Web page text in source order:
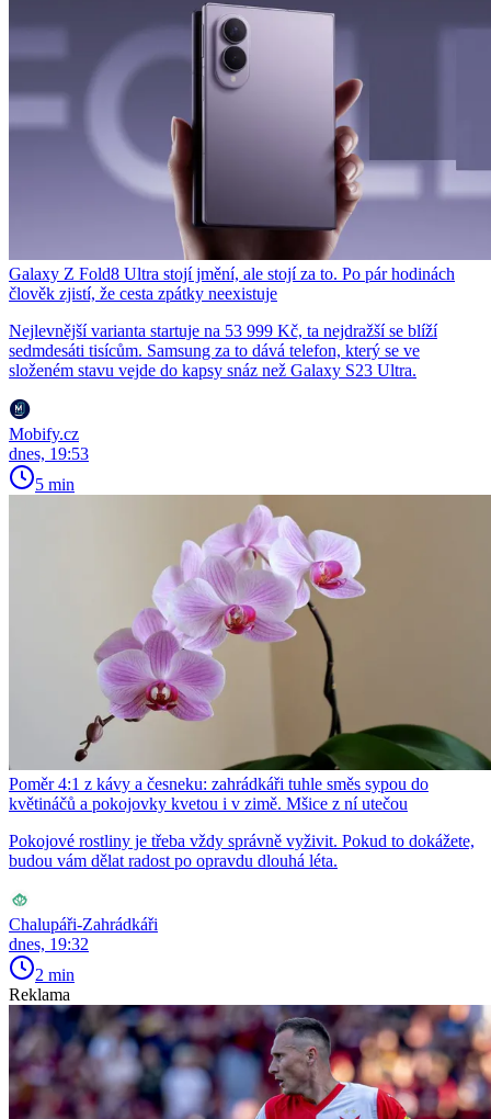
Galaxy Z Fold8 Ultra stojí jmění, ale stojí za to. Po pár hodinách
člověk zjistí, že cesta zpátky neexistuje
Nejlevnější varianta startuje na 53 999 Kč, ta nejdražší se blíží
sedmdesáti tisícům. Samsung za to dává telefon, který se ve
složeném stavu vejde do kapsy snáz než Galaxy S23 Ultra.
Mobify.cz
dnes, 19:53
5 min
Poměr 4:1 z kávy a česneku: zahrádkáři tuhle směs sypou do
květináčů a pokojovky kvetou i v zimě. Mšice z ní utečou
Pokojové rostliny je třeba vždy správně vyživit. Pokud to dokážete,
budou vám dělat radost po opravdu dlouhá léta.
Chalupáři-Zahrádkáři
dnes, 19:32
2 min
Reklama